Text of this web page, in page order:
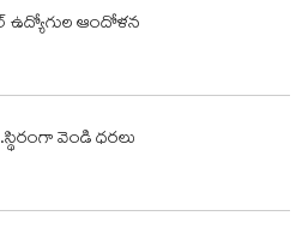
ఉద్యోగుల ఆందోళన
వెండి ధరలు